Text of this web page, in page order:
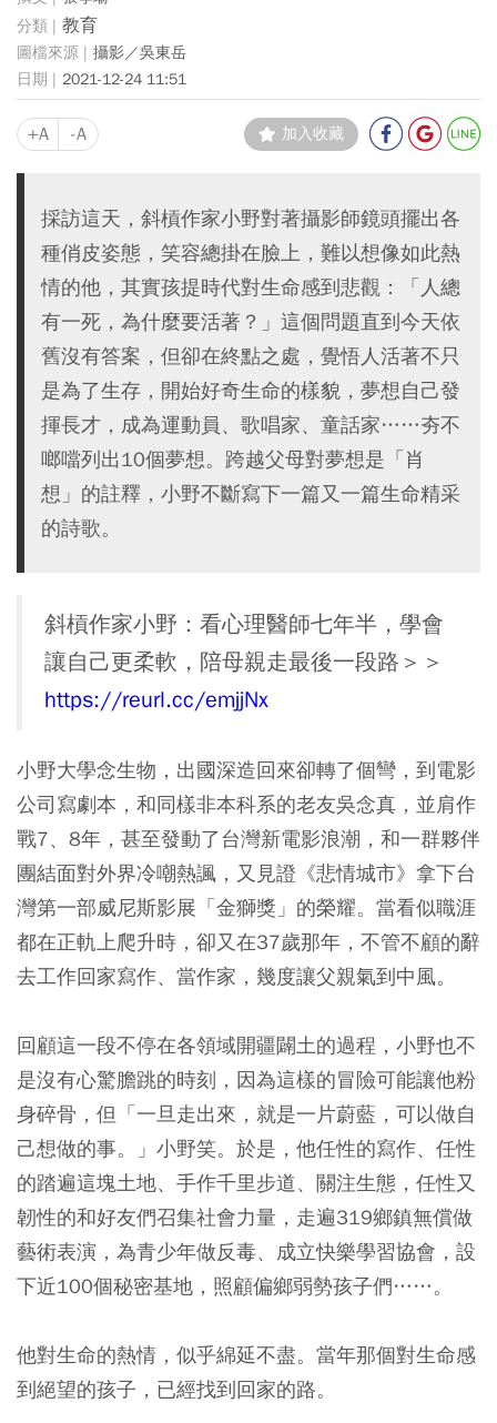
教育
攝影／吳東岳
2021-12-24 11:51
+A -A 加入收藏
採訪這天，斜槓作家小野對著攝影師鏡頭擺出各
種俏皮姿態，笑容總掛在臉上，難以想像如此熱
情的他，其實孩提時代對生命感到悲觀：「人總
有一死，為什麼要活著？」這個問題直到今天依
舊沒有答案，但卻在終點之處，覺悟人活著不只
是為了生存，開始好奇生命的樣貌，夢想自己發
揮長才，成為運動員、歌唱家、童話家……夯不
啷噹列出10個夢想。跨越父母對夢想是「肖
想」的註釋，小野不斷寫下一篇又一篇生命精采
的詩歌。
斜槓作家小野：看心理醫師七年半，學會
讓自己更柔軟，陪母親走最後一段路＞＞
https://reurl.cc/emjjNx
小野大學念生物，出國深造回來卻轉了個彎，到電影
公司寫劇本，和同樣非本科系的老友吳念真，並肩作
戰7、8年，甚至發動了台灣新電影浪潮，和一群夥伴
團結面對外界冷嘲熱諷，又見證《悲情城市》拿下台
灣第一部威尼斯影展「金獅獎」的榮耀。當看似職涯
都在正軌上爬升時，卻又在37歲那年，不管不顧的辭
去工作回家寫作、當作家，幾度讓父親氣到中風。
回顧這一段不停在各領域開疆闢土的過程，小野也不
是沒有心驚膽跳的時刻，因為這樣的冒險可能讓他粉
身碎骨，但「一旦走出來，就是一片蔚藍，可以做自
己想做的事。」小野笑。於是，他任性的寫作、任性
的踏遍這塊土地、手作千里步道、關注生態，任性又
韌性的和好友們召集社會力量，走遍319鄉鎮無償做
藝術表演，為青少年做反毒、成立快樂學習協會，設
下近100個秘密基地，照顧偏鄉弱勢孩子們……。
他對生命的熱情，似乎綿延不盡。當年那個對生命感
到絕望的孩子，已經找到回家的路。